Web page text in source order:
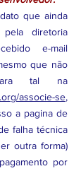
que ainda
diretoria
e-mail
que não
tal na
associe-se,
a pagina de
falha técnica
outra forma)
por